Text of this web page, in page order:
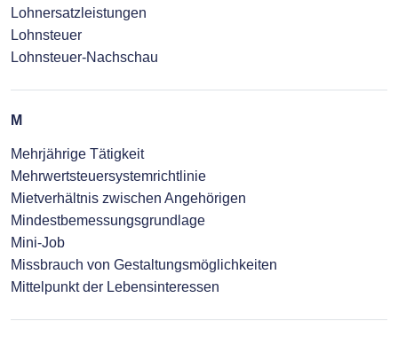
Lohnersatzleistungen
Lohnsteuer
Lohnsteuer-Nachschau
M
Mehrjährige Tätigkeit
Mehrwertsteuersystemrichtlinie
Mietverhältnis zwischen Angehörigen
Mindestbemessungsgrundlage
Mini-Job
Missbrauch von Gestaltungsmöglichkeiten
Mittelpunkt der Lebensinteressen